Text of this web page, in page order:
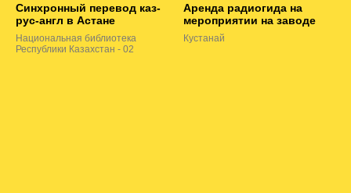
Синхронный перевод каз-
рус-англ в Астане
Национальная библиотека
Республики Казахстан - 02
Аренда радиогида на
мероприятии на заводе
Кустанай